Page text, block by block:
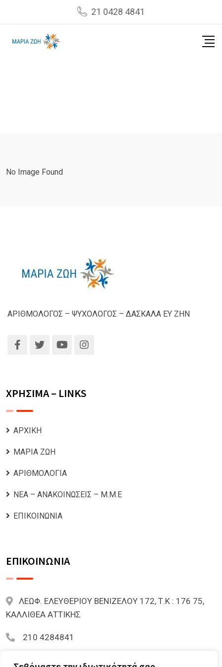
21 0428 4841
No Image Found
ΑΡΙΘΜΟΛΟΓΟΣ – ΨΥΧΟΛΟΓΟΣ – ΔΑΣΚΑΛΑ ΕΥ ΖΗΝ
ΧΡΗΣΙΜΑ – LINKS
ΑΡΧΙΚΗ
ΜΑΡΙΑ ΖΩΗ
ΑΡΙΘΜΟΛΟΓΙΑ
ΝΕΑ – ΑΝΑΚΟΙΝΩΣΕΙΣ – Μ.Μ.Ε
ΕΠΙΚΟΙΝΩΝΙΑ
ΕΠΙΚΟΙΝΩΝΙΑ
ΛΕΩΦ. ΕΛΕΥΘΕΡΙΟΥ ΒΕΝΙΖΕΛΟΥ 172, Τ.Κ : 176 75,
ΚΑΛΛΙΘΕΑ ΑΤΤΙΚΗΣ
210 4284841
mariazoi.powernumbers@gmail.com